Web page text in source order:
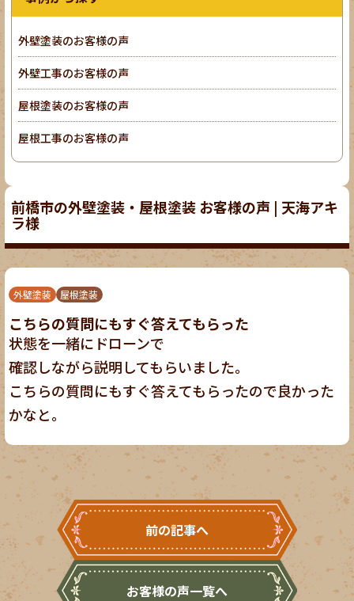
前橋市の外壁塗装・屋根塗装 お客様の声 | 天海アキ
ラ様
外壁塗装 屋根塗装
こちらの質問にもすぐ答えてもらった
状態を一緒にドローンで
確認しながら説明してもらいました。
こちらの質問にもすぐ答えてもらったので良かった
かなと。
外壁塗装のお客様の声
外壁工事のお客様の声
屋根塗装のお客様の声
屋根工事のお客様の声
前の記事へ
お客様の声一覧へ